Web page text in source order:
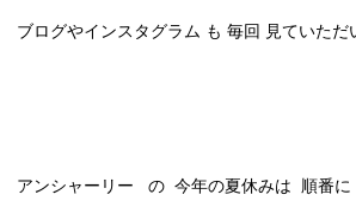
ブログやインスタグラム も 毎回 見ていただ
アンシャーリー の 今年の夏休みは 順番